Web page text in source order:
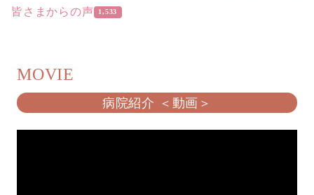
皆さまからの声 1,533
MOVIE
病院紹介 ＜動画＞